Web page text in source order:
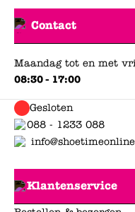
Contact
Maandag tot en met
08:30 - 17:00
Gesloten
088 - 1233 088
Klantenservice